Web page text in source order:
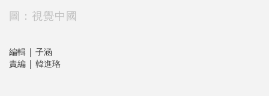
圖：視覺中國
編輯 | 子涵
責編 | 韓進珞